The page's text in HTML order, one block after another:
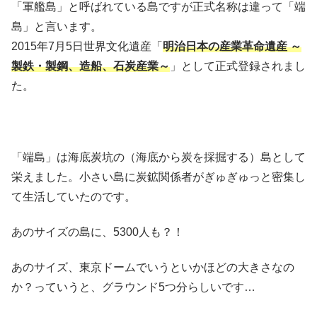
「軍艦島」と呼ばれている島ですが正式名称は違って「端
島」と言います。
2015年7月5日世界文化遺産「 明治日本の産業革命遺産 ～
製鉄・製鋼、造船、石炭産業～ 」として正式登録されまし
た。
「端島」は海底炭坑の（海底から炭を採掘する）島として
栄えました。小さい島に炭鉱関係者がぎゅぎゅっと密集し
て生活していたのです。
あのサイズの島に、5300人も？！
あのサイズ、東京ドームでいうといかほどの大きさなの
か？っていうと、グラウンド5つ分らしいです…